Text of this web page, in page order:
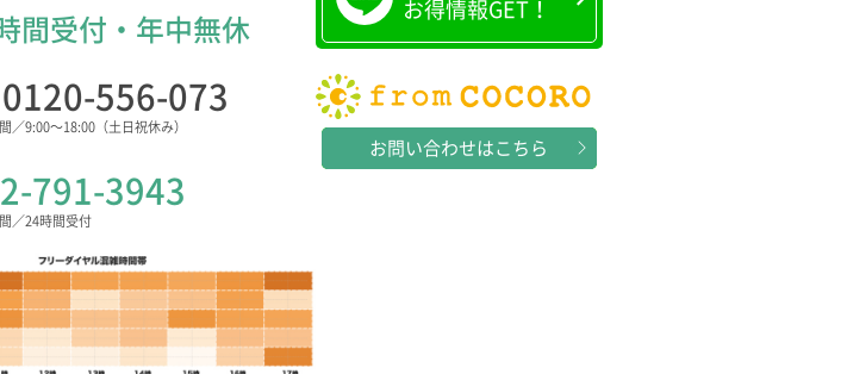
間受付・年中無休
0120-556-073
／9:00〜18:00（土日祝休み）
791-3943
／24時間受付
お得情報GET！
お問い合わせはこちら